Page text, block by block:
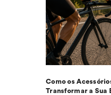
Como os
Transformar a Sua